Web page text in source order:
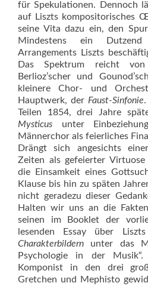
für Spekulationen. Dennoch
auf Liszts kompositorisches
seine Vita dazu ein, den
Mindestens ein
Arrangements Liszts
Das Spektrum reicht von
Berlioz’scher und
kleinere Chor- und
Hauptwerk, der Faust-Sinfonie
Teilen 1854, drei Jahre
Mysticus unter
Männerchor als feierliches
Drängt sich angesichts
Zeiten als gefeierter Virtuose
die Einsamkeit eines
Klause bis hin zu späten
nicht geradezu dieser
Halten wir uns an die
seinen im Booklet der
lesenden Essay über
Charakterbildern unter das
Psychologie in der
Komponist in den drei
Gretchen und Mephisto